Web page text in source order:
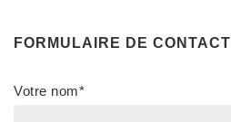
FORMULAIRE DE CONTACT
Votre nom*